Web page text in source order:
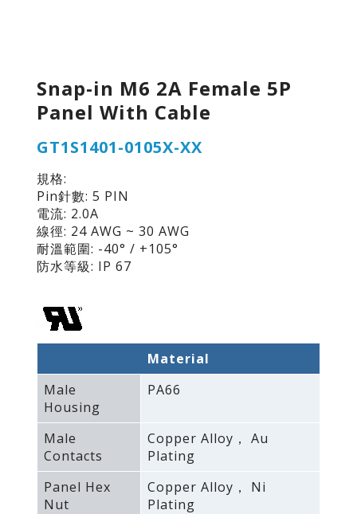
Snap-in M6 2A Female 5P
Panel With Cable
GT1S1401-0105X-XX
規格:
Pin針數: 5 PIN
電流: 2.0A
線徑: 24 AWG ~ 30 AWG
耐溫範圍: -40° / +105°
防水等級: IP 67
Material
Male
Housing
PA66
Male
Contacts
Copper Alloy， Au
Plating
Panel Hex
Nut
Copper Alloy， Ni
Plating